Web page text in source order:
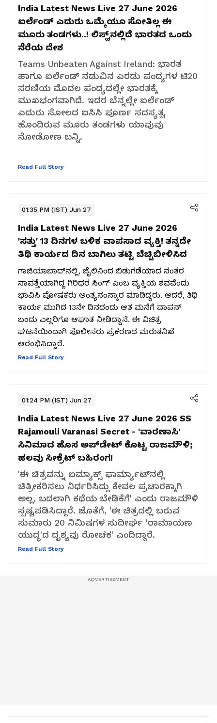
India Latest News Live 27 June 2026
ಐರ್ಲೆಂಡ್‌ ಎದುರು ಒಮ್ಮೆಯೂ ಸೋತಿಲ್ಲ ಈ
ಮೂರು ತಂಡಗಳು..! ಲಿಸ್ಟ್‌ನಲ್ಲಿದೆ ಭಾರತದ ಒಂದು
ನೆರೆಯ ದೇಶ
Teams Unbeaten Against Ireland: ಭಾರತ
ಹಾಗೂ ಐರ್ಲೆಂಡ್ ನಡುವಿನ ಎರಡು ಪಂದ್ಯಗಳ ಟಿ20
ಸರಣಿಯ ಮೊದಲ ಪಂದ್ಯದಲ್ಲೇ ಭಾರತಕ್ಕೆ
ಮುಖಭಂಗವಾಗಿದೆ. ಇದರ ಬೆನ್ನಲ್ಲೇ ಐರ್ಲೆಂಡ್
ಎದುರು ಸೋಲದ ಐಸಿಸಿ ಪೂರ್ಣ ಸದಸ್ಯತ್ವ
ಹೊಂದಿರುವ ಮೂರು ತಂಡಗಳು ಯಾವುವು
ನೋಡೋಣ ಬನ್ನಿ.
Read Full Story
01:35 PM (IST) Jun 27
India Latest News Live 27 June 2026
'ಸತ್ತು' 13 ದಿನಗಳ ಬಳಿಕ ವಾಪಸಾದ ವ್ಯಕ್ತಿ! ತನ್ನದೇ
ತಿಥಿ ಕಾರ್ಯದ ದಿನ ಬಾಗಿಲು ತಟ್ಟಿ ಬೆಚ್ಚಿಬೀಳಿಸಿದ
ಗಾಜಿಯಾಬಾದ್‌ನಲ್ಲಿ, ಜೈಲಿನಿಂದ ಬಿಡುಗಡೆಯಾದ ನಂತರ
ನಾಪತ್ತೆಯಾಗಿದ್ದ ಗಿರಿಧರ ಸಿಂಗ್ ಎಂಬ ವ್ಯಕ್ತಿಯ ಶವವೆಂದು
ಭಾವಿಸಿ ಪೋಷಕರು ಅಂತ್ಯಸಂಸ್ಕಾರ ಮಾಡಿದ್ದರು. ಆದರೆ, ತಿಥಿ
ಕಾರ್ಯ ಮುಗಿದ 13ನೇ ದಿನದಂದು ಆತ ಮನೆಗೆ ವಾಪಸ್
ಬಂದು ಎಲ್ಲರಿಗೂ ಆಘಾತ ನೀಡಿದ್ದಾನೆ. ಈ ವಿಚಿತ್ರ
ಘಟನೆಯಿಂದಾಗಿ ಪೊಲೀಸರು ಪ್ರಕರಣದ ಮರುತನಿಖೆ
ಆರಂಭಿಸಿದ್ದಾರೆ.
Read Full Story
01:24 PM (IST) Jun 27
India Latest News Live 27 June 2026 SS
Rajamouli Varanasi Secret - 'ವಾರಣಾಸಿ'
ಸಿನಿಮಾದ ಹೊಸ ಅಪ್‌ಡೇಟ್ ಕೊಟ್ಟ ರಾಜಮೌಳಿ;
ಹಲವು ಸೀಕ್ರೆಟ್‌ ಬಹಿರಂಗ!
'ಈ ಚಿತ್ರವನ್ನು ಐಮ್ಯಾಕ್ಸ್ ಫಾರ್ಮ್ಯಾಟ್‌ನಲ್ಲಿ
ಚಿತ್ರೀಕರಿಸಲು ನಿರ್ಧರಿಸಿದ್ದು ಕೇವಲ ಪ್ರಚಾರಕ್ಕಾಗಿ
ಅಲ್ಲ, ಬದಲಾಗಿ ಕಥೆಯ ಬೇಡಿಕೆಗೆ' ಎಂದು ರಾಜಮೌಳಿ
ಸ್ಪಷ್ಟಪಡಿಸಿದ್ದಾರೆ. ಜೊತೆಗೆ, 'ಈ ಚಿತ್ರದಲ್ಲಿ ಬರುವ
ಸುಮಾರು 20 ನಿಮಿಷಗಳ ಸುದೀರ್ಘ 'ರಾಮಾಯಣ
ಯುದ್ಧ'ದ ದೃಶ್ಯವು ರೋಚಕ' ಎಂದಿದ್ದಾರೆ.
Read Full Story